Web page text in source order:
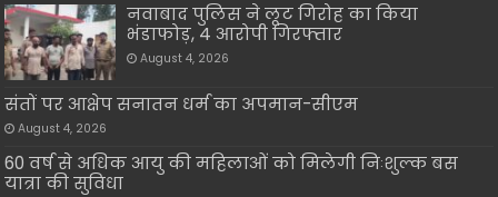
नवाबाद पुलिस ने लूट गिरोह का किया
भंडाफोड़, 4 आरोपी गिरफ्तार
August 4, 2026
संतों पर आक्षेप सनातन धर्म का अपमान-सीएम
August 4, 2026
60 वर्ष से अधिक आयु की महिलाओं को मिलेगी निःशुल्क बस
यात्रा की सुविधा